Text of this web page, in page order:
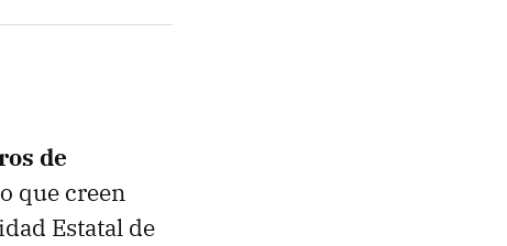
de
que creen
Estatal de